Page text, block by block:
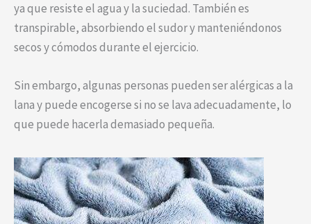
ya que resiste el agua y la suciedad. También es
transpirable, absorbiendo el sudor y manteniéndonos
secos y cómodos durante el ejercicio.
Sin embargo, algunas personas pueden ser alérgicas a la
lana y puede encogerse si no se lava adecuadamente, lo
que puede hacerla demasiado pequeña.